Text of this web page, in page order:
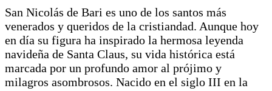
San Nicolás de Bari es uno de los santos más
venerados y queridos de la cristiandad. Aunque hoy
en día su figura ha inspirado la hermosa leyenda
navideña de Santa Claus, su vida histórica está
marcada por un profundo amor al prójimo y
milagros asombrosos. Nacido en el siglo III en la